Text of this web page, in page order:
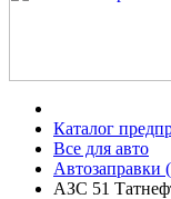
Каталог
Все для авто
Автозаправки
АЗС 51